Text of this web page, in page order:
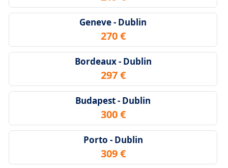
Geneve - Dublin
270 €
Bordeaux - Dublin
297 €
Budapest - Dublin
300 €
Porto - Dublin
309 €